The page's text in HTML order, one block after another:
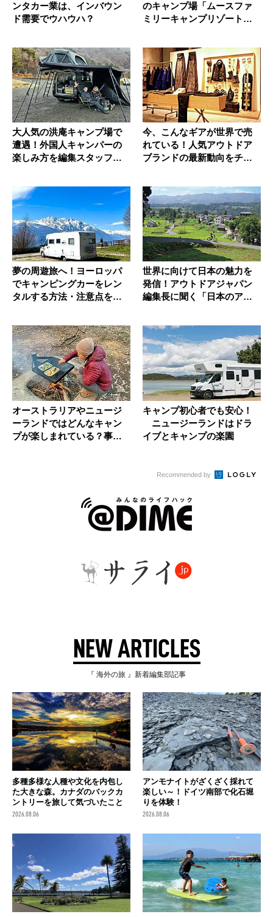
ンタカー業は、インバウン
ド需要でウハウハ？
のキャンプ場「ムースファ
ミリーキャンプリゾート」
大人気の洪庵キャンプ場で
遭遇！外国人キャンパーの
楽しみ方を編集スタッフが
今、こんなギアが世界で売
れている！人気アウトドア
ブランドの最新動向をチェ
夢の周遊旅へ！ヨーロッパ
でキャンピングカーをレン
タルする方法・注意点を紹
世界に向けて日本の魅力を
発信！アウトドアジャパン
編集長に聞く「日本のアウ
オーストラリアやニュージ
ーランドではどんなキャン
プが楽しまれている？事情
キャンプ初心者でも安心！
ニュージーランドはドラ
イブとキャンプの楽園
Recommended by
NEW ARTICLES
『 海外の旅 』新着編集部記事
多種多様な人種や文化を内包し
た大きな森。カナダのバックカ
ントリーを旅して気づいたこと
2026.08.06
アンモナイトがざくざく採れて
楽しい～！ドイツ南部で化石堀
りを体験！
2026.08.06